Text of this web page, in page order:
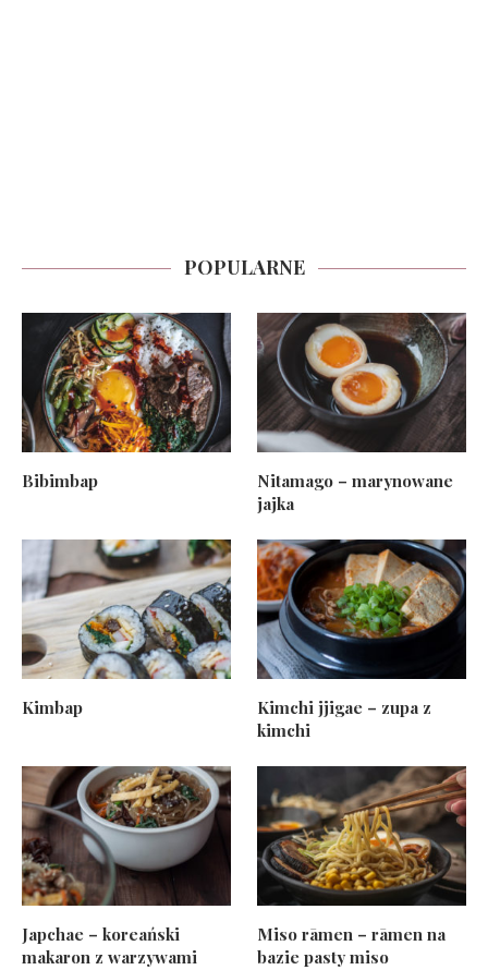
POPULARNE
Bibimbap
Nitamago – marynowane
jajka
Kimbap
Kimchi jjigae – zupa z
kimchi
Japchae – koreański
makaron z warzywami
Miso rāmen – rāmen na
bazie pasty miso